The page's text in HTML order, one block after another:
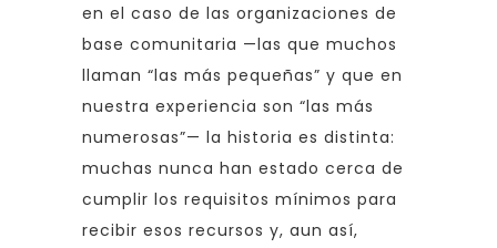
en el caso de las organizaciones de
base comunitaria —las que muchos
llaman “las más pequeñas” y que en
nuestra experiencia son “las más
numerosas”— la historia es distinta:
muchas nunca han estado cerca de
cumplir los requisitos mínimos para
recibir esos recursos y, aun así,